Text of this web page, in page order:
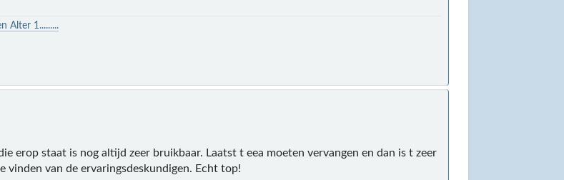
Alter 1.........
erop staat is nog altijd zeer bruikbaar. Laatst t eea moeten vervangen en dan is t zeer
vinden van de ervaringsdeskundigen. Echt top!